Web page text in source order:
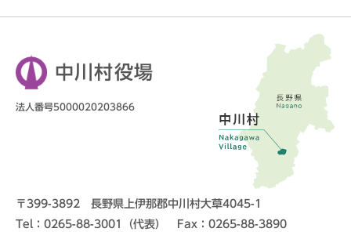
中川村役場
法人番号5000020203866
〒399-3892 長野県上伊那郡中川村大草4045-1
Tel：0265-88-3001（代表） Fax：0265-88-3890